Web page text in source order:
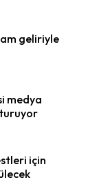
geliriyle
medya
için